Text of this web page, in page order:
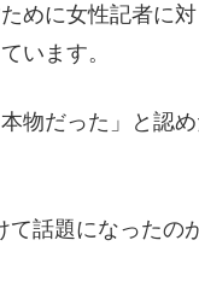
めに女性記者に
います。
物だった」と認
て話題になったの